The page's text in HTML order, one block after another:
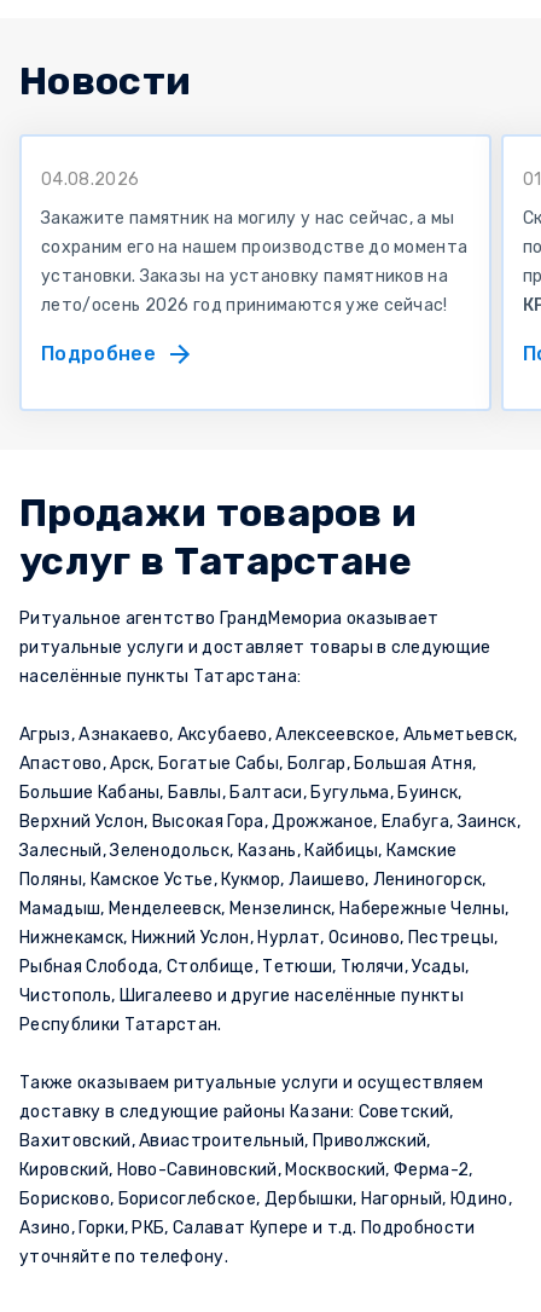
Новости
04.08.2026
Закажите памятник на могилу у нас сейчас, а мы
сохраним его на нашем производстве до момента
установки. Заказы на установку памятников на
лето/осень 2026 год принимаются уже сейчас!
Подробнее
Продажи товаров и
услуг в Татарстане
Ритуальное агентство ГрандМемориа оказывает
ритуальные услуги и доставляет товары в следующие
населённые пункты Татарстана:
Агрыз, Азнакаево, Аксубаево, Алексеевское, Альметьевск,
Апастово, Арск, Богатые Сабы, Болгар, Большая Атня,
Большие Кабаны, Бавлы, Балтаси, Бугульма, Буинск,
Верхний Услон, Высокая Гора, Дрожжаное, Елабуга, Заинск,
Залесный, Зеленодольск, Казань, Кайбицы, Камские
Поляны, Камское Устье, Кукмор, Лаишево, Лениногорск,
Мамадыш, Менделеевск, Мензелинск, Набережные Челны,
Нижнекамск, Нижний Услон, Нурлат, Осиново, Пестрецы,
Рыбная Слобода, Столбище, Тетюши, Тюлячи, Усады,
Чистополь, Шигалеево и другие населённые пункты
Республики Татарстан.
Также оказываем ритуальные услуги и осуществляем
доставку в следующие районы Казани: Советский,
Вахитовский, Авиастроительный, Приволжский,
Кировский, Ново-Савиновский, Москвоский, Ферма-2,
Борисково, Борисоглебское, Дербышки, Нагорный, Юдино,
Азино, Горки, РКБ, Салават Купере и т.д. Подробности
уточняйте по телефону.